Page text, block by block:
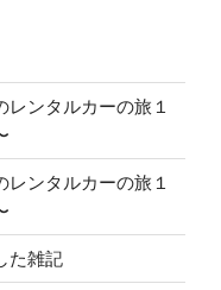
ンタルカーの旅１
ンタルカーの旅１
た雑記